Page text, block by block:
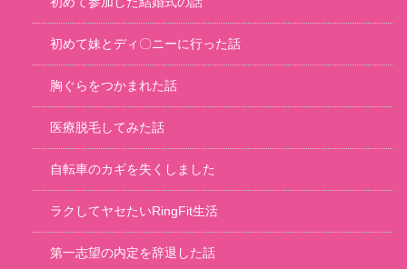
初めて妹とディ〇ニーに行った話
胸ぐらをつかまれた話
医療脱毛してみた話
自転車のカギを失くしました
ラクしてヤセたいRingFit生活
第一志望の内定を辞退した話